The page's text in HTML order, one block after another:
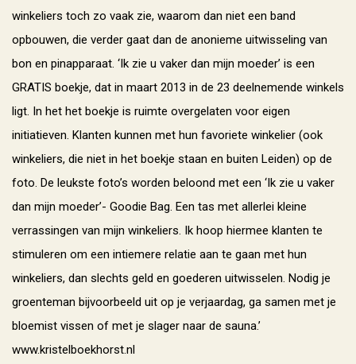
winkeliers toch zo vaak zie, waarom dan niet een band
opbouwen, die verder gaat dan de anonieme uitwisseling van
bon en pinapparaat. ‘Ik zie u vaker dan mijn moeder’ is een
GRATIS boekje, dat in maart 2013 in de 23 deelnemende winkels
ligt. In het het boekje is ruimte overgelaten voor eigen
initiatieven. Klanten kunnen met hun favoriete winkelier (ook
winkeliers, die niet in het boekje staan en buiten Leiden) op de
foto. De leukste foto’s worden beloond met een ‘Ik zie u vaker
dan mijn moeder’- Goodie Bag. Een tas met allerlei kleine
verrassingen van mijn winkeliers. Ik hoop hiermee klanten te
stimuleren om een intiemere relatie aan te gaan met hun
winkeliers, dan slechts geld en goederen uitwisselen. Nodig je
groenteman bijvoorbeeld uit op je verjaardag, ga samen met je
bloemist vissen of met je slager naar de sauna.’
www.kristelboekhorst.nl